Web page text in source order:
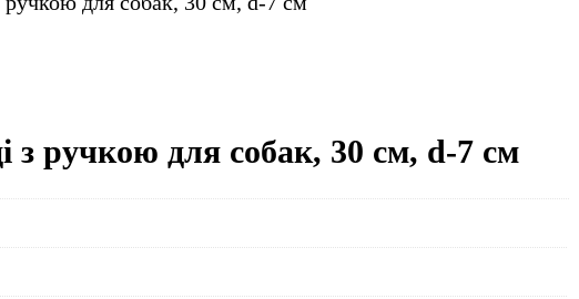
з ручкою для собак, 30 см, d-7 см